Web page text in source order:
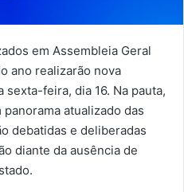
em Assembleia Geral
ano realizarão nova
sexta-feira, dia 16. Na pauta,
atualizado das
debatidas e deliberadas
diante da ausência de